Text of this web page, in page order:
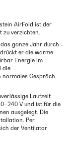
AirFold ist der
zu verzichten.
ganze Jahr durch –
er die warme
Energie im
die
normales Gespräch,
Laufzeit
V und ist für die
ausgelegt. Die
Per
der Ventilator